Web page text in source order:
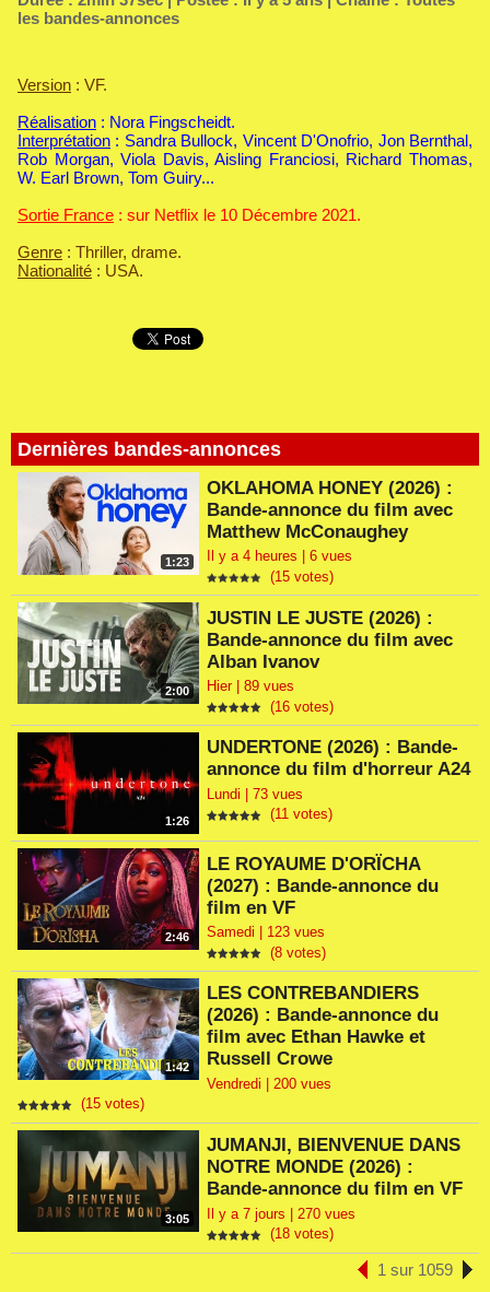
Dernières bandes-annonces
1:23
OKLAHOMA HONEY (2026) :
Bande-annonce du film avec
Matthew McConaughey
Il y a 4 heures | 6 vues
(15 votes)
2:00
JUSTIN LE JUSTE (2026) :
Bande-annonce du film avec
Alban Ivanov
Hier | 89 vues
(16 votes)
1:26
UNDERTONE (2026) : Bande-
annonce du film d'horreur A24
Lundi | 73 vues
(11 votes)
2:46
LE ROYAUME D'ORÏCHA
(2027) : Bande-annonce du
film en VF
Samedi | 123 vues
(8 votes)
1:42
LES CONTREBANDIERS
(2026) : Bande-annonce du
film avec Ethan Hawke et
Russell Crowe
Vendredi | 200 vues
(15 votes)
3:05
JUMANJI, BIENVENUE DANS
NOTRE MONDE (2026) :
Bande-annonce du film en VF
Il y a 7 jours | 270 vues
(18 votes)
1 sur 1059
les bandes-annonces
Version : VF.
Réalisation : Nora Fingscheidt.
Interprétation : Sandra Bullock, Vincent D'Onofrio, Jon Bernthal,
Rob Morgan, Viola Davis, Aisling Franciosi, Richard Thomas,
W. Earl Brown, Tom Guiry...
Sortie France : sur Netflix le 10 Décembre 2021.
Genre : Thriller, drame.
Nationalité : USA.